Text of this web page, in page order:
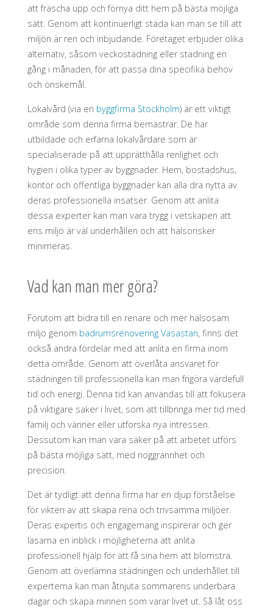
att fräscha upp och förnya ditt hem på bästa möjliga
sätt. Genom att kontinuerligt städa kan man se till att
miljön är ren och inbjudande. Företaget erbjuder olika
alternativ, såsom veckostädning eller städning en
gång i månaden, för att passa dina specifika behov
och önskemål.
Lokalvård (via en byggfirma Stockholm) är ett viktigt
område som denna firma bemästrar. De har
utbildade och erfarna lokalvårdare som är
specialiserade på att upprätthålla renlighet och
hygien i olika typer av byggnader. Hem, bostadshus,
kontor och offentliga byggnader kan alla dra nytta av
deras professionella insatser. Genom att anlita
dessa experter kan man vara trygg i vetskapen att
ens miljö är väl underhållen och att hälsorisker
minimeras.
Vad kan man mer göra?
Förutom att bidra till en renare och mer hälsosam
miljö genom badrumsrenovering Vasastan, finns det
också andra fördelar med att anlita en firma inom
detta område. Genom att överlåta ansvaret för
städningen till professionella kan man frigöra värdefull
tid och energi. Denna tid kan användas till att fokusera
på viktigare saker i livet, som att tillbringa mer tid med
familj och vänner eller utforska nya intressen.
Dessutom kan man vara säker på att arbetet utförs
på bästa möjliga sätt, med noggrannhet och
precision.
Det är tydligt att denna firma har en djup förståelse
för vikten av att skapa rena och trivsamma miljöer.
Deras expertis och engagemang inspirerar och ger
läsarna en inblick i möjligheterna att anlita
professionell hjälp för att få sina hem att blomstra.
Genom att överlämna städningen och underhållet till
experterna kan man åtnjuta sommarens underbara
dagar och skapa minnen som varar livet ut. Så låt oss